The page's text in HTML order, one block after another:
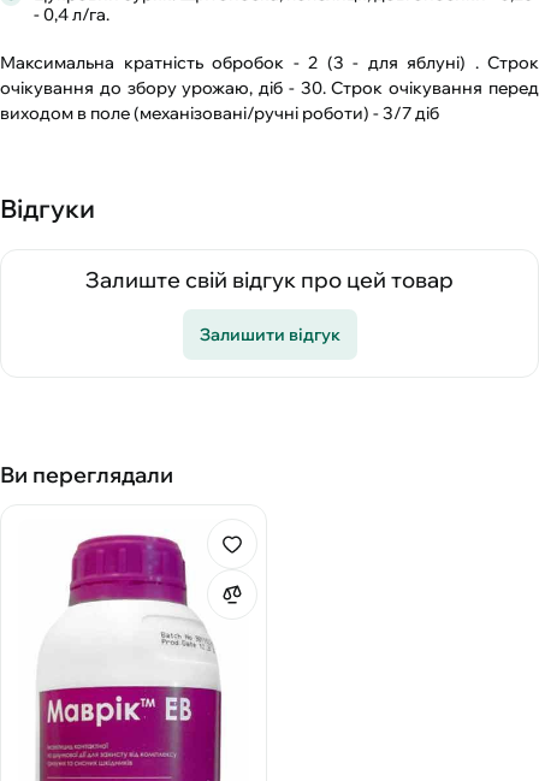
- 0,4 л/га.
Максимальна кратність обробок - 2 (3 - для яблуні) . Строк
очікування до збору урожаю, діб - 30. Строк очікування перед
виходом в поле (механізовані/ручні роботи) - 3/7 діб
Відгуки
Залиште свій відгук про цей товар
Залишити відгук
Ви переглядали